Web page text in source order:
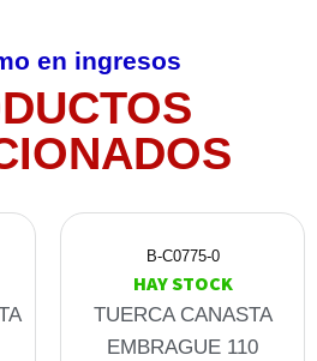
en ingresos
B-C0775-0
HAY STOCK
TUERCA CANASTA
EMBRAGUE 110